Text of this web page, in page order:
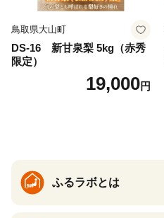
鳥取県大山町
DS-16 新甘泉梨 5kg（赤秀
限定）
19,000円
ふるラボとは